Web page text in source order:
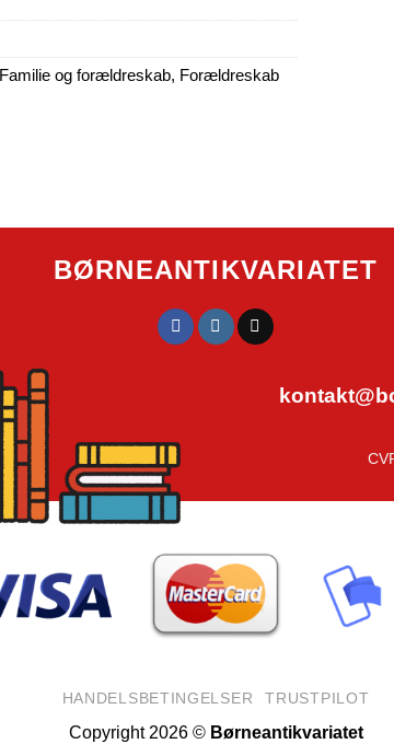
Familie og forældreskab, Forældreskab
BØRNEANTIKVARIATET
HANDELSBETINGELSER TRUSTPILOT
Copyright 2026 © Børneantikvariatet